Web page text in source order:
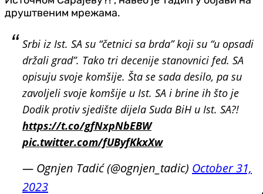
друштвеним мрежама.
Srbi iz Ist. SA su “četnici sa brda” koji su “u opsadi
držali grad”. Tako tri decenije stanovnici fed. SA
opisuju svoje komšije. Šta se sada desilo, pa su
zavoljeli svoje komšije u Ist. SA i brine ih što je
Dodik protiv sjedište dijela Suda BiH u Ist. SA?!
https://t.co/gfNxpNbEBW
pic.twitter.com/fUByfKkxXw
— Ognjen Tadić (@ognjen_tadic) October 31,
2023